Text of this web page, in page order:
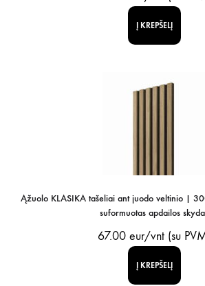
Į KREPŠELĮ
Ąžuolo KLASIKA tašeliai ant juodo veltinio |
suformuotas apdailos
67.00 eur/vnt (su
Į KREPŠELĮ